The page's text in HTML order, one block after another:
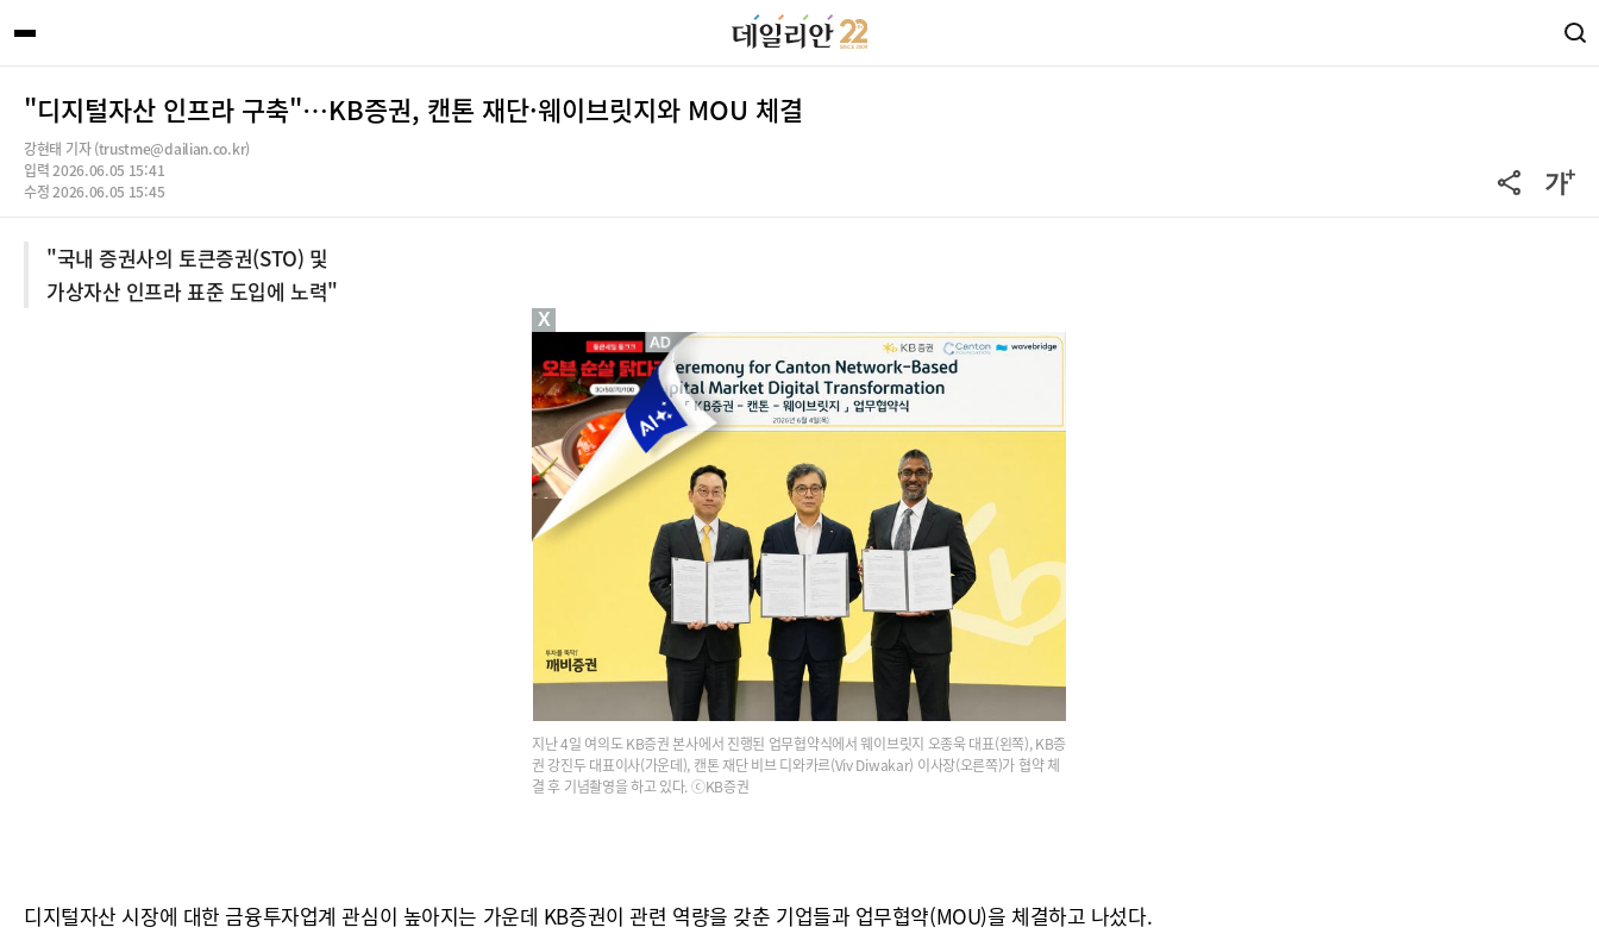
"디지털자산 인프라 구축"…KB증권, 캔톤 재단·웨이브릿지와 MOU 체결
강현태 기자 (trustme@dailian.co.kr)
입력 2026.06.05 15:41
수정 2026.06.05 15:45
"국내 증권사의 토큰증권(STO) 및
가상자산 인프라 표준 도입에 노력"
지난 4일 여의도 KB증권 본사에서 진행된 업무협약식에서 웨이브릿지 오종욱 대표(왼쪽), KB증
권 강진두 대표이사(가운데), 캔톤 재단 비브 디와카르(Viv Diwakar) 이사장(오른쪽)가 협약 체
결 후 기념촬영을 하고 있다. ⓒKB증권
디지털자산 시장에 대한 금융투자업계 관심이 높아지는 가운데 KB증권이 관련 역량을 갖춘 기업들과 업무협약(MOU)을 체결하고 나섰다.
X